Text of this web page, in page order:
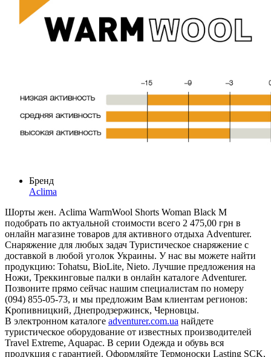
Бренд
Aclima
Шорты жен. Aclima WarmWool Shorts Woman Black M
подобрать по актуальной стоимости всего 2 475,00 грн в
онлайн магазине товаров для активного отдыха Adventurer.
Снаряжение для любых задач Туристическое снаряжение с
доставкой в любой уголок Украины. У нас вы можете найти
продукцию: Tohatsu, BioLite, Nieto. Лучшие предложения на
Ножи, Треккинговые палки в онлайн каталоге Adventurer.
Позвоните прямо сейчас нашим специалистам по номеру
(094) 855-05-73, и мы предложим Вам клиентам регионов:
Кропивницкий, Днепродзержинск, Черновцы.
В электронном каталоге adventurer.com.ua найдете
туристическое оборудование от известных производителей
Travel Extreme, Aquapac. В серии Одежда и обувь вся
продукция с гарантией. Оформляйте Термоноски Lasting SCK,